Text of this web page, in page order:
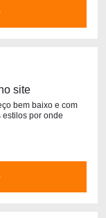
site
bem baixo e com
por onde